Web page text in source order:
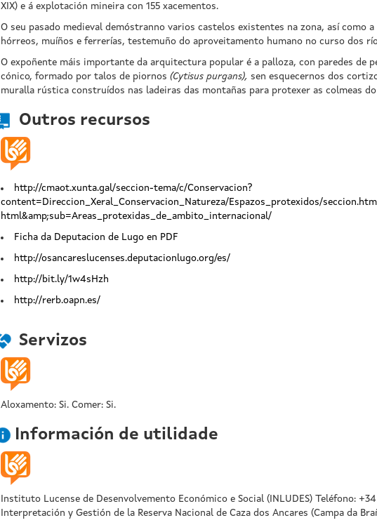
XIX) e á explotación mineira con 155 xacementos.
O seu pasado medieval demóstranno varios castelos existentes na zona, así como
hórreos, muíños e ferrerías, testemuño do aproveitamento humano no curso dos
O expoñente máis importante da arquitectura popular é a palloza, con paredes de
cónico, formado por talos de piornos (Cytisus purgans), sen esquecernos dos
muralla rústica construídos nas ladeiras das montañas para protexer as colmeas
Outros recursos
http://cmaot.xunta.gal/seccion-tema/c/Conservacion?
content=Direccion_Xeral_Conservacion_Natureza/Espazos_protexidos/
html&amp;sub=Areas_protexidas_de_ambito_internacional/
Ficha da Deputacion de Lugo en PDF
http://osancareslucenses.deputacionlugo.org/es/
http://bit.ly/1w4sHzh
http://rerb.oapn.es/
Servizos
Aloxamento: Si. Comer: Si.
Información de utilidade
Instituto Lucense de Desenvolvemento Económico e Social (INLUDES) Teléfono:
Interpretación y Gestión de la Reserva Nacional de Caza dos Ancares (Campa da